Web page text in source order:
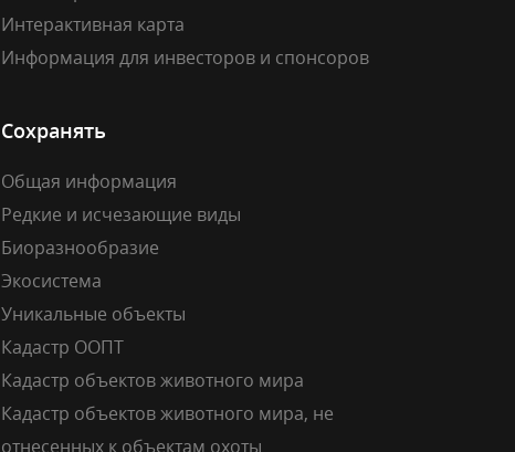
Интерактивная карта
Информация для инвесторов и спонсоров
Сохранять
Общая информация
Редкие и исчезающие виды
Биоразнообразие
Экосистема
Уникальные объекты
Кадастр ООПТ
Кадастр объектов животного мира
Кадастр объектов животного мира, не
отнесенных к объектам охоты